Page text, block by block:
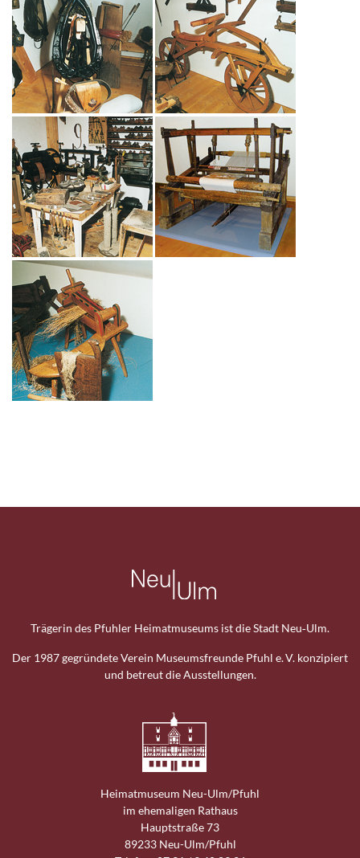
Trägerin des Pfuhler Heimat­museums ist die Stadt Neu‑Ulm.
Der 1987 gegründete Verein Museums­freunde Pfuhl e. V. konzipiert
und betreut die Ausstellungen.
Heimat­museum Neu-Ulm/Pfuhl
im ehemaligen Rathaus
Hauptstraße 73
89233 Neu-Ulm/Pfuhl